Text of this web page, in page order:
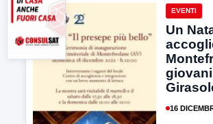
EVENTI
Un
giovani
16